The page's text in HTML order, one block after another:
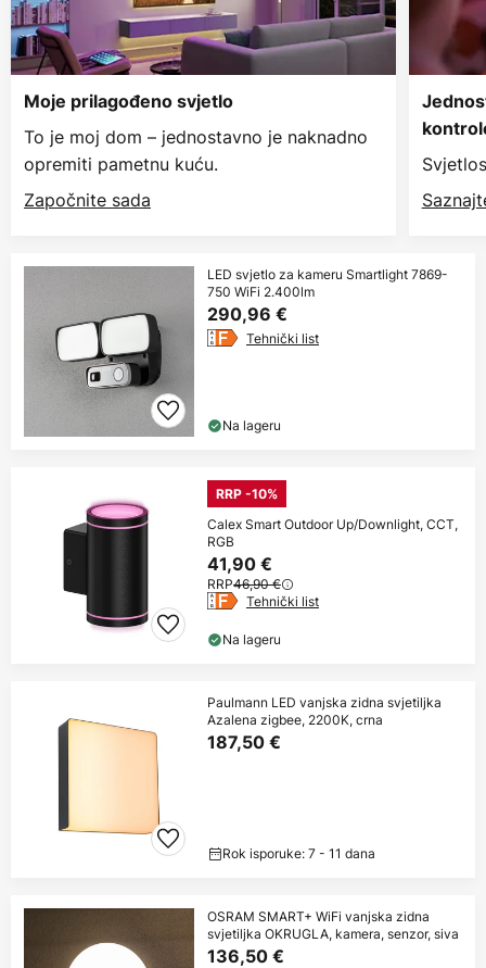
Moje prilagođeno svjetlo
To je moj dom – jednostavno je naknadno
opremiti pametnu kuću.
Započnite sada
LED svjetlo za kameru Smartlight 7869-
750 WiFi 2.400lm
290,96 €
Tehnički list
Na lageru
RRP -10%
Calex Smart Outdoor Up/Downlight, CCT,
RGB
41,90 €
RRP46,90 €
Tehnički list
Na lageru
Paulmann LED vanjska zidna svjetiljka
Azalena zigbee, 2200K, crna
187,50 €
Rok isporuke: 7 - 11 dana
OSRAM SMART+ WiFi vanjska zidna
svjetiljka OKRUGLA, kamera, senzor, siva
136,50 €